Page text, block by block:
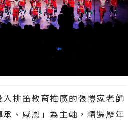
排笛教育推廣的張愷家老師
、感恩」為主軸，精選歷年